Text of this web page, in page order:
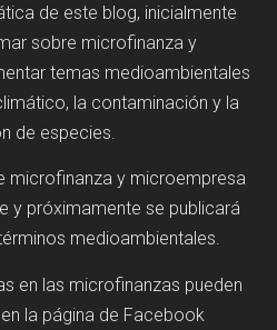
de este blog, inicialmente
sobre microfinanza y
temas medioambientales
la contaminación y la
de especies.
microfinanza y microempresa
y próximamente se publicará
medioambientales.
en las microfinanzas pueden
la página de Facebook